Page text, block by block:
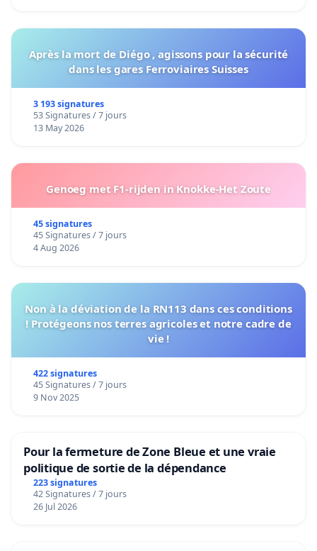
Après la mort de Diégo , agissons pour la sécurité
dans les gares Ferroviaires Suisses
3 193 signatures
53 Signatures / 7 jours
13 May 2026
Genoeg met F1-rijden in Knokke-Het Zoute
45 signatures
45 Signatures / 7 jours
4 Aug 2026
Non à la déviation de la RN113 dans ces conditions
! Protégeons nos terres agricoles et notre cadre de
vie !
422 signatures
45 Signatures / 7 jours
9 Nov 2025
Pour la fermeture de Zone Bleue et une vraie
politique de sortie de la dépendance
223 signatures
42 Signatures / 7 jours
26 Jul 2026